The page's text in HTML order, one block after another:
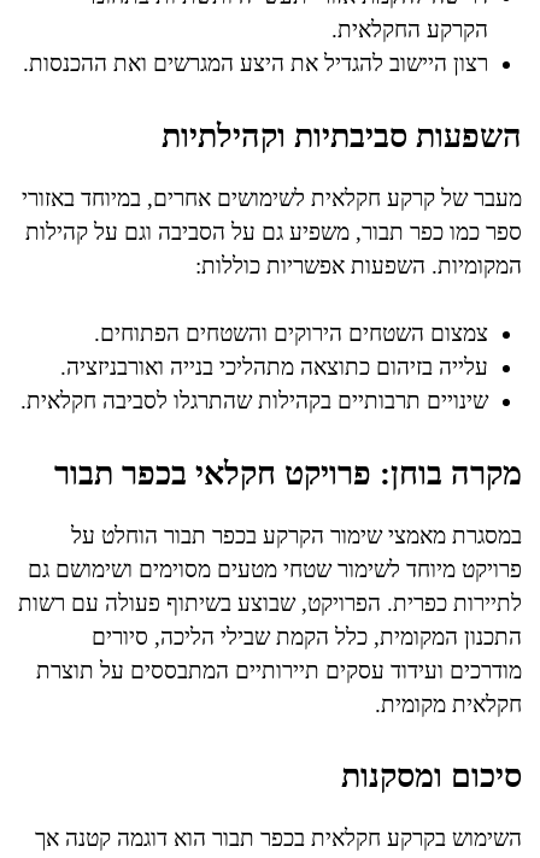
הקרקע החקלאית.
רצון היישוב להגדיל את היצע המגרשים ואת ההכנסות.
השפעות סביבתיות וקהילתיות
מעבר של קרקע חקלאית לשימושים אחרים, במיוחד באזורי
ספר כמו כפר תבור, משפיע גם על הסביבה וגם על קהילות
המקומיות. השפעות אפשריות כוללות:
צמצום השטחים הירוקים והשטחים הפתוחים.
עלייה בזיהום כתוצאה מתהליכי בנייה ואורבניזציה.
שינויים תרבותיים בקהילות שהתרגלו לסביבה חקלאית.
מקרה בוחן: פרויקט חקלאי בכפר תבור
במסגרת מאמצי שימור הקרקע בכפר תבור הוחלט על
פרויקט מיוחד לשימור שטחי מטעים מסוימים ושימושם גם
לתיירות כפרית. הפרויקט, שבוצע בשיתוף פעולה עם רשות
התכנון המקומית, כלל הקמת שבילי הליכה, סיורים
מודרכים ועידוד עסקים תיירותיים המתבססים על תוצרת
חקלאית מקומית.
סיכום ומסקנות
השימוש בקרקע חקלאית בכפר תבור הוא דוגמה קטנה אך